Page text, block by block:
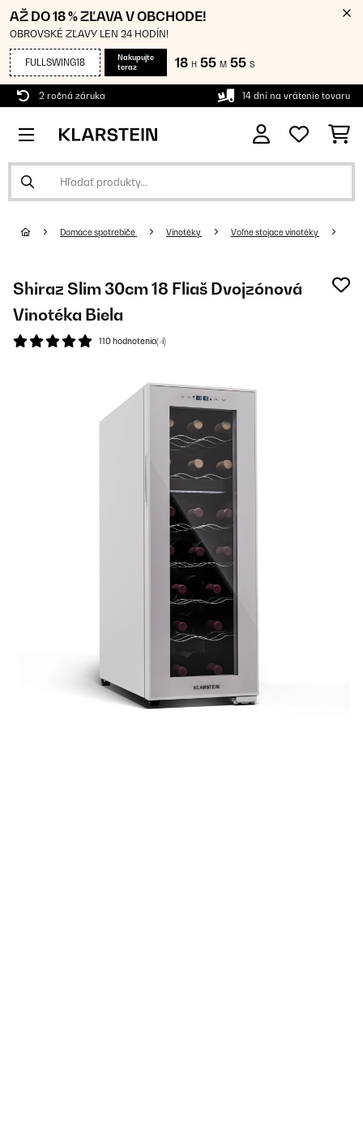
AŽ DO 18 % ZĽAVA V OBCHODE!
OBROVSKÉ ZĽAVY LEN 24 HODÍN!
FULLSWING18
Nakupujte
teraz
18 H 55 M 55 S
2 ročná záruka 14 dní na vrátenie tovaru
Domáce spotrebiče Vinotéky Voľne stojace vinotéky
Shiraz Slim 30cm 18 Fliaš Dvojzónová
Vinotéka Biela
110 hodnotenia(-í)